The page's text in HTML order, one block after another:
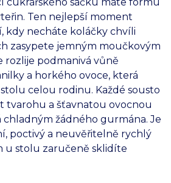
cukrářského sáčku máte formu
Ten nejlepší moment
kdy necháte koláčky chvíli
zasypete jemným moučkovým
rozlije podmanivá vůně
a horkého ovoce, která
celou rodinu. Každé sousto
tvarohu a šťavnatou ovocnou
žádného gurmána. Je
poctivý a neuvěřitelně rychlý
u stolu zaručeně sklidíte